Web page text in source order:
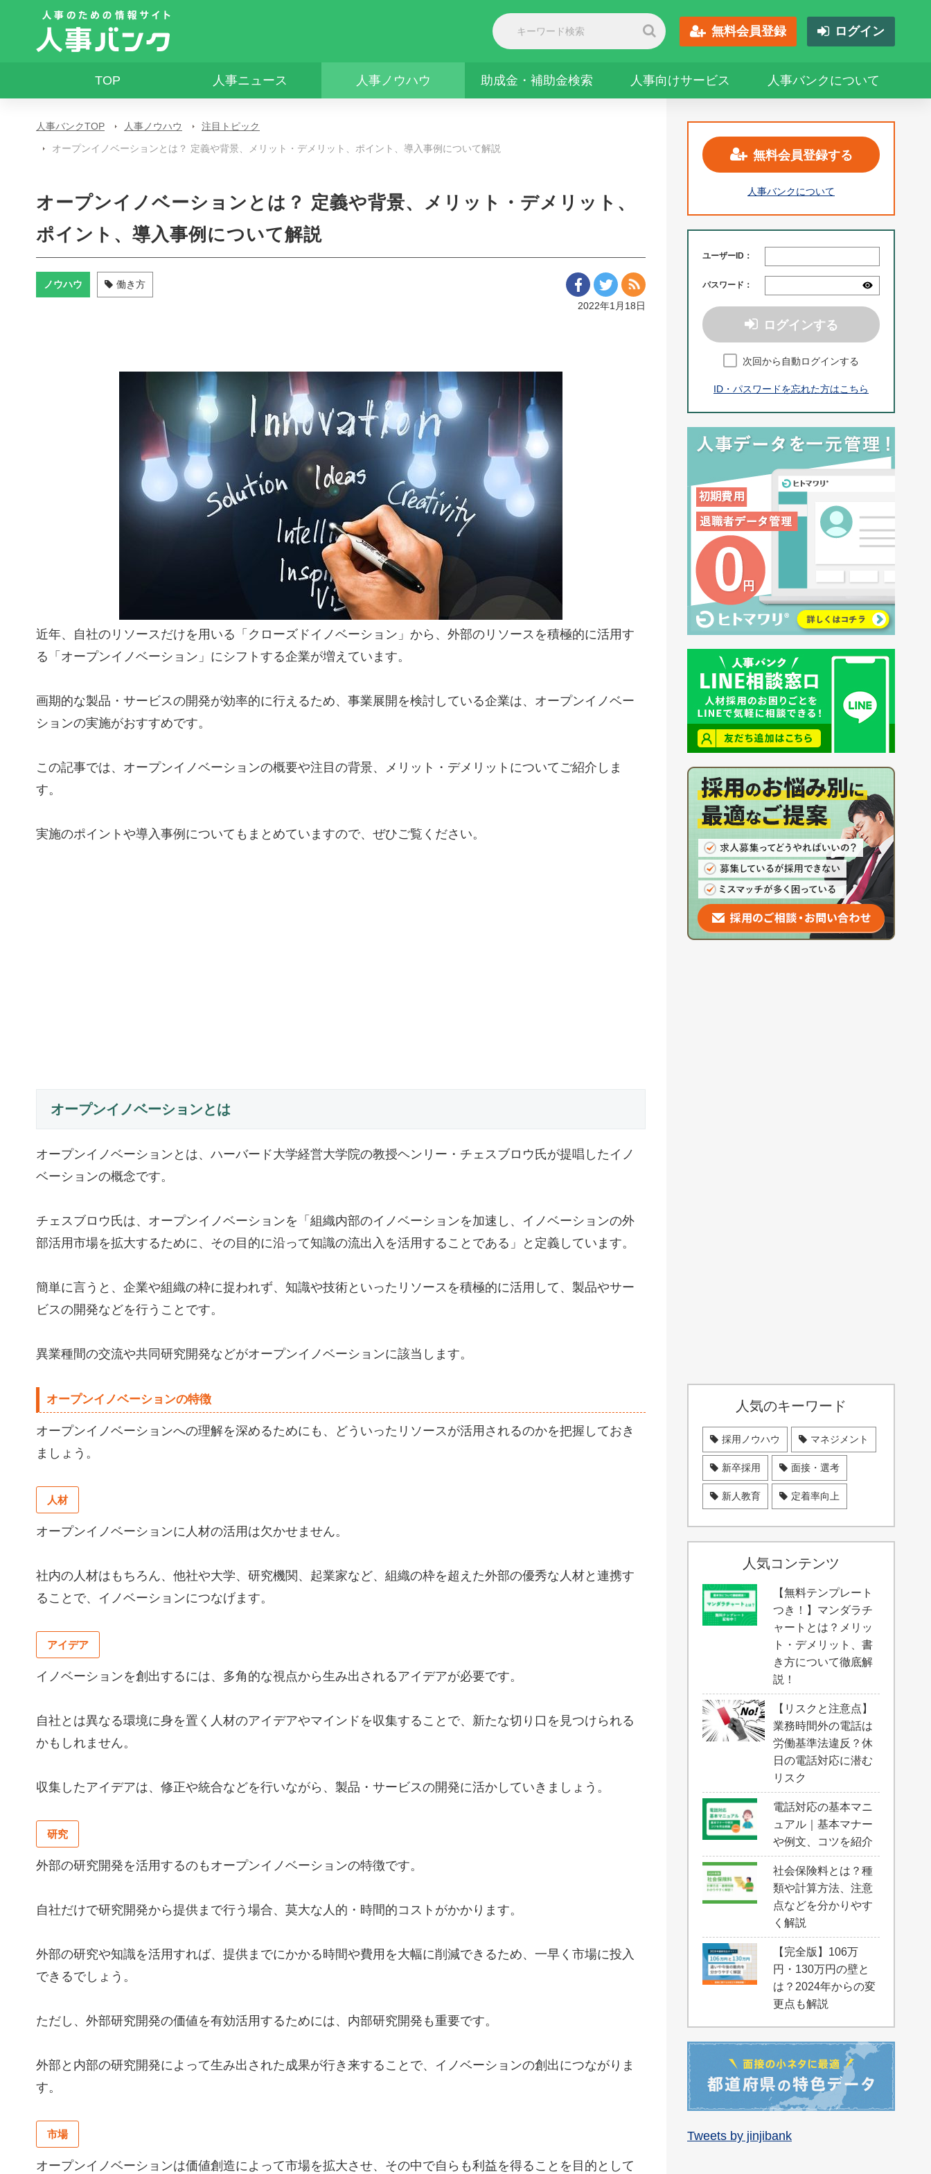
無料会員登録 ログイン
TOP 人事ニュース 人事ノウハウ 助成金・補助金検索 人事向けサービス 人事バンクについて
人事バンクTOP 人事ノウハウ
注目トピック
オープンイノベーションとは？ 定義や背景、メリット・デメリット、ポイント、導入事例について解説
オープンイノベーションとは？ 定義や背景、メリット・デメリット、
ポイント、導入事例について解説
ノウハウ
働き方
2022年1月18日
近年、自社のリソースだけを用いる「クローズドイノベーション」から、外部のリソースを積極的に活用す
る「オープンイノベーション」にシフトする企業が増えています。
画期的な製品・サービスの開発が効率的に行えるため、事業展開を検討している企業は、オープンイノベー
ションの実施がおすすめです。
この記事では、オープンイノベーションの概要や注目の背景、メリット・デメリットについてご紹介しま
す。
実施のポイントや導入事例についてもまとめていますので、ぜひご覧ください。
オープンイノベーションとは
オープンイノベーションとは、ハーバード大学経営大学院の教授ヘンリー・チェスブロウ氏が提唱したイノ
ベーションの概念です。
チェスブロウ氏は、オープンイノベーションを「組織内部のイノベーションを加速し、イノベーションの外
部活用市場を拡大するために、その目的に沿って知識の流出入を活用することである」と定義しています。
簡単に言うと、企業や組織の枠に捉われず、知識や技術といったリソースを積極的に活用して、製品やサー
ビスの開発などを行うことです。
異業種間の交流や共同研究開発などがオープンイノベーションに該当します。
オープンイノベーションの特徴
オープンイノベーションへの理解を深めるためにも、どういったリソースが活用されるのかを把握しておき
ましょう。
人材
オープンイノベーションに人材の活用は欠かせません。
社内の人材はもちろん、他社や大学、研究機関、起業家など、組織の枠を超えた外部の優秀な人材と連携す
ることで、イノベーションにつなげます。
アイデア
イノベーションを創出するには、多角的な視点から生み出されるアイデアが必要です。
自社とは異なる環境に身を置く人材のアイデアやマインドを収集することで、新たな切り口を見つけられる
かもしれません。
収集したアイデアは、修正や統合などを行いながら、製品・サービスの開発に活かしていきましょう。
研究
外部の研究開発を活用するのもオープンイノベーションの特徴です。
自社だけで研究開発から提供まで行う場合、莫大な人的・時間的コストがかかります。
外部の研究や知識を活用すれば、提供までにかかる時間や費用を大幅に削減できるため、一早く市場に投入
できるでしょう。
ただし、外部研究開発の価値を有効活用するためには、内部研究開発も重要です。
外部と内部の研究開発によって生み出された成果が行き来することで、イノベーションの創出につながりま
す。
市場
オープンイノベーションは価値創造によって市場を拡大させ、その中で自らも利益を得ることを目的として
無料会員登録する
人事バンクについて
ユーザーID：
パスワード：
ログインする
次回から自動ログインする
ID・パスワードを忘れた方はこちら
人気のキーワード
採用ノウハウ マネジメント
新卒採用 面接・選考
新人教育 定着率向上
人気コンテンツ
【無料テンプレート
つき！】マンダラチ
ャートとは？メリッ
ト・デメリット、書
き方について徹底解
説！
【リスクと注意点】
業務時間外の電話は
労働基準法違反？休
日の電話対応に潜む
リスク
電話対応の基本マニ
ュアル｜基本マナー
や例文、コツを紹介
社会保険料とは？種
類や計算方法、注意
点などを分かりやす
く解説
【完全版】106万
円・130万円の壁と
は？2024年からの変
更点も解説
Tweets by jinjibank